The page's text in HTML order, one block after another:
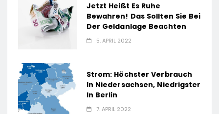
Jetzt Heißt Es Ruhe
Bewahren! Das Sollten Sie Bei
Der Geldanlage Beachten
5. APRIL 2022
Strom: Höchster Verbrauch
In Niedersachsen, Niedrigster
In Berlin
7. APRIL 2022